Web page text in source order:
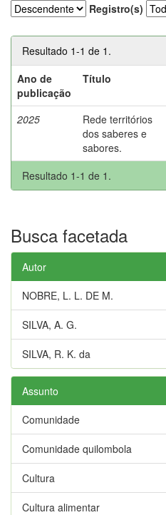
Registro(s)
Resultado 1-1 de 1.
Ano de
publicação
Título
2025
Rede territórios
dos saberes e
sabores.
Resultado 1-1 de 1.
Busca facetada
Autor
NOBRE, L. L. DE M.
SILVA, A. G.
SILVA, R. K. da
Assunto
Comunidade
Comunidade quilombola
Cultura
Cultura alimentar